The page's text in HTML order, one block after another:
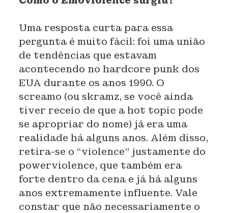
Uma resposta curta para essa
pergunta é muito fácil: foi uma união
de tendências que estavam
acontecendo no hardcore punk dos
EUA durante os anos 1990. O
screamo (ou skramz, se você ainda
tiver receio de que a hot topic pode
se apropriar do nome) já era uma
realidade há alguns anos. Além disso,
retira-se o “violence” justamente do
powerviolence, que também era
forte dentro da cena e já há alguns
anos extremamente influente. Vale
constar que não necessariamente o